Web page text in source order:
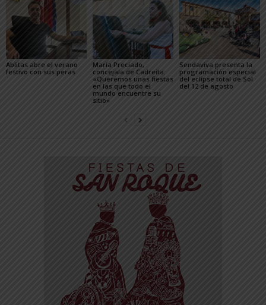
Ablitas abre el verano
festivo con sus peras
María Preciado,
concejala de Cadreita:
«Queremos unas fiestas
en las que todo el
mundo encuentre su
sitio»
Sendaviva presenta la
programación especial
del eclipse total de Sol
del 12 de agosto